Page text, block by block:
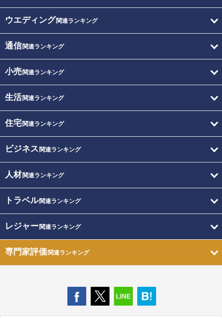
ウエディング関連ランキング
通信関連ランキング
小売関連ランキング
生活関連ランキング
住宅関連ランキング
ビジネス 関連ランキング
人材関連ランキング
トラベル関連ランキング
レジャー関連ランキング
専門家評価関連ランキング